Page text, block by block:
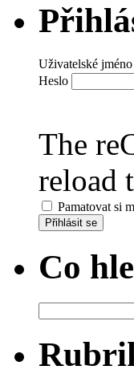
Uživatelské jméno
Heslo
The
reload
Pamatovat si
Přihlásit se
Co